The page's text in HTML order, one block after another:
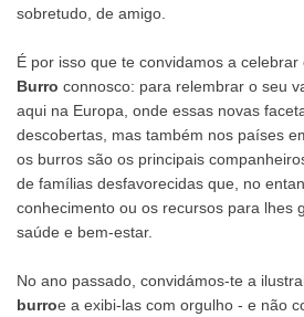
sobretudo, de amigo.
É por isso que te convidamos a celebrar
Burro connosco: para relembrar o seu
aqui na Europa, onde essas novas
descobertas, mas também nos países
os burros são os principais
de famílias desfavorecidas que, no
conhecimento ou os recursos para lhes
saúde e bem-estar.
No ano passado, convidámos-te a
burroe a exibi-las com orgulho - e não